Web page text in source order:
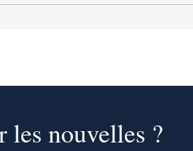
les nouvelles ?